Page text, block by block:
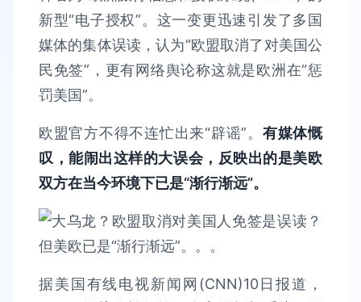
新型“电子授权”。这一变更迅速引发了多国
媒体的集体误读，认为“欧盟取消了对美国公
民免签”，更有网络舆论称这就是欧洲在“惩
罚美国”。
欧盟官方不得不连忙出来“辟谣”。 有媒体慨
叹，能闹出这样的大误会，反映出的是美欧
双方在当今环境下已是“渐行渐远”。
据美国有线电视新闻网(CNN)10日报道，